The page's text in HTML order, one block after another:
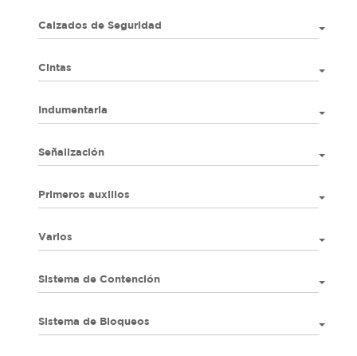
Calzados de Seguridad
Cintas
Indumentaria
Señalización
Primeros auxilios
Varios
Sistema de Contención
Sistema de Bloqueos